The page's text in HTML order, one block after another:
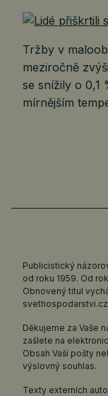
Tržby v
meziročně
se snížily o 0,1
mírnějším
Publicistický
od roku 1959. Od
Obnovený titul
svethospodarstvi.cz
Děkujeme za Vaše
zašlete na
Obsah Vaší pošty
výslovný souhlas.
Texty externích